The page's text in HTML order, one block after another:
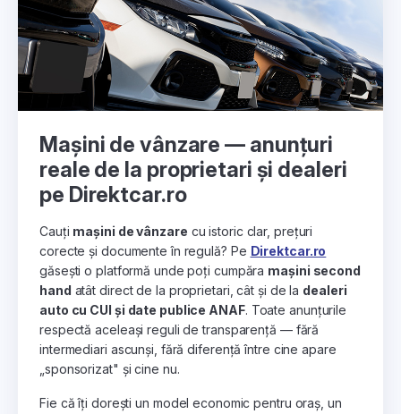
Mașini de vânzare — anunțuri
reale de la proprietari și dealeri
pe Direktcar.ro
Cauți mașini de vânzare cu istoric clar, prețuri
corecte și documente în regulă? Pe Direktcar.ro
găsești o platformă unde poți cumpăra mașini second
hand atât direct de la proprietari, cât și de la dealeri
auto cu CUI și date publice ANAF. Toate anunțurile
respectă aceleași reguli de transparență — fără
intermediari ascunși, fără diferență între cine apare
„sponsorizat" și cine nu.
Fie că îți dorești un model economic pentru oraș, un